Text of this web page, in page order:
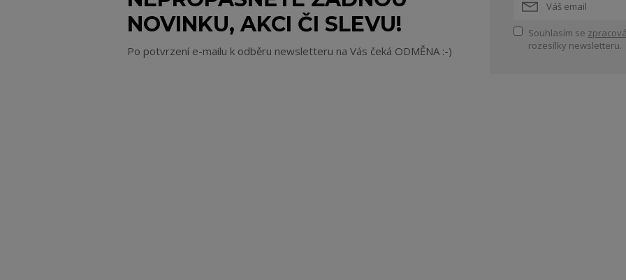
NOVINKU, AKCI ČI SLEVU!
Po potvrzení e-mailu k odběru newsletteru na Vás čeká ODMĚNA :-)
Souhlasím se
rozesílky newsletteru.